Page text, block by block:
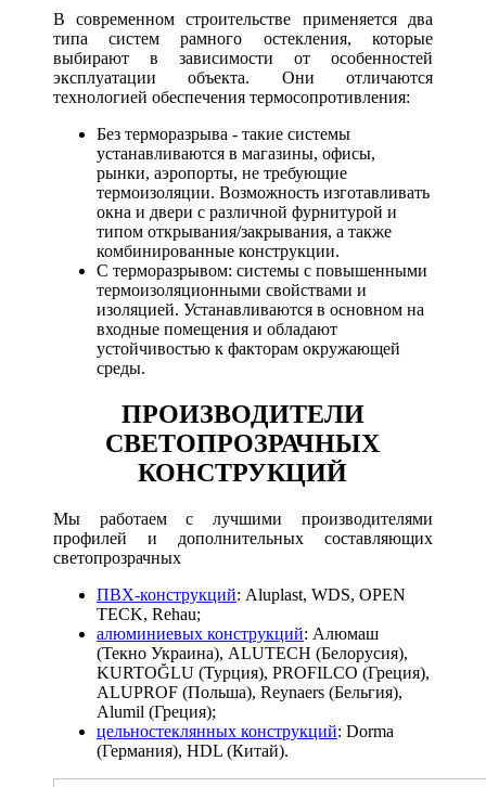
В современном строительстве применяется два
типа систем рамного остекления, которые
выбирают в зависимости от особенностей
эксплуатации объекта. Они отличаются
технологией обеспечения термосопротивления:
Без терморазрыва - такие системы
устанавливаются в магазины, офисы,
рынки, аэропорты, не требующие
термоизоляции. Возможность изготавливать
окна и двери с различной фурнитурой и
типом открывания/закрывания, а также
комбинированные конструкции.
С терморазрывом: системы с повышенными
термоизоляционными свойствами и
изоляцией. Устанавливаются в основном на
входные помещения и обладают
устойчивостью к факторам окружающей
среды.
ПРОИЗВОДИТЕЛИ
СВЕТОПРОЗРАЧНЫХ
КОНСТРУКЦИЙ
Мы работаем с лучшими производителями
профилей и дополнительных составляющих
светопрозрачных
ПВХ-конструкций: Aluplast, WDS, OPEN
TECK, Rehau;
алюминиевых конструкций: Алюмаш
(Текно Украина), ALUTECH (Белорусия),
KURTOĞLU (Турция), PROFILCO (Греция),
ALUPROF (Польша), Reynaers (Бельгия),
Alumil (Греция);
цельностеклянных конструкций: Dorma
(Германия), HDL (Китай).